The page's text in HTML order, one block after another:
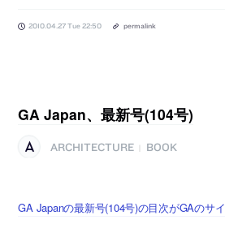
2010.04.27 Tue 22:50 permalink
GA Japan、最新号(104号)
ARCHITECTURE BOOK
GA Japanの最新号(104号)の目次がGAのサ